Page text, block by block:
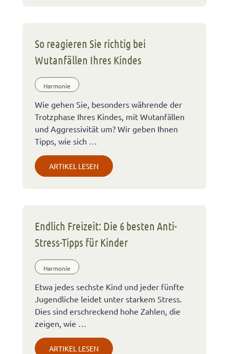
So reagieren Sie richtig bei
Wutanfällen Ihres Kindes
Harmonie
Wie gehen Sie, besonders währende der
Trotzphase Ihres Kindes, mit Wutanfällen
und Aggressivität um? Wir geben Ihnen
Tipps, wie sich …
ARTIKEL LESEN
Endlich Freizeit: Die 6 besten Anti-
Stress-Tipps für Kinder
Harmonie
Etwa jedes sechste Kind und jeder fünfte
Jugendliche leidet unter starkem Stress.
Dies sind erschreckend hohe Zahlen, die
zeigen, wie …
ARTIKEL LESEN